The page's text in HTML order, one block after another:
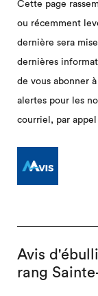
Cette page
ou récemment
dernière sera
dernières
de vous abonner
alertes pour les
courriel, par
Avis
rang